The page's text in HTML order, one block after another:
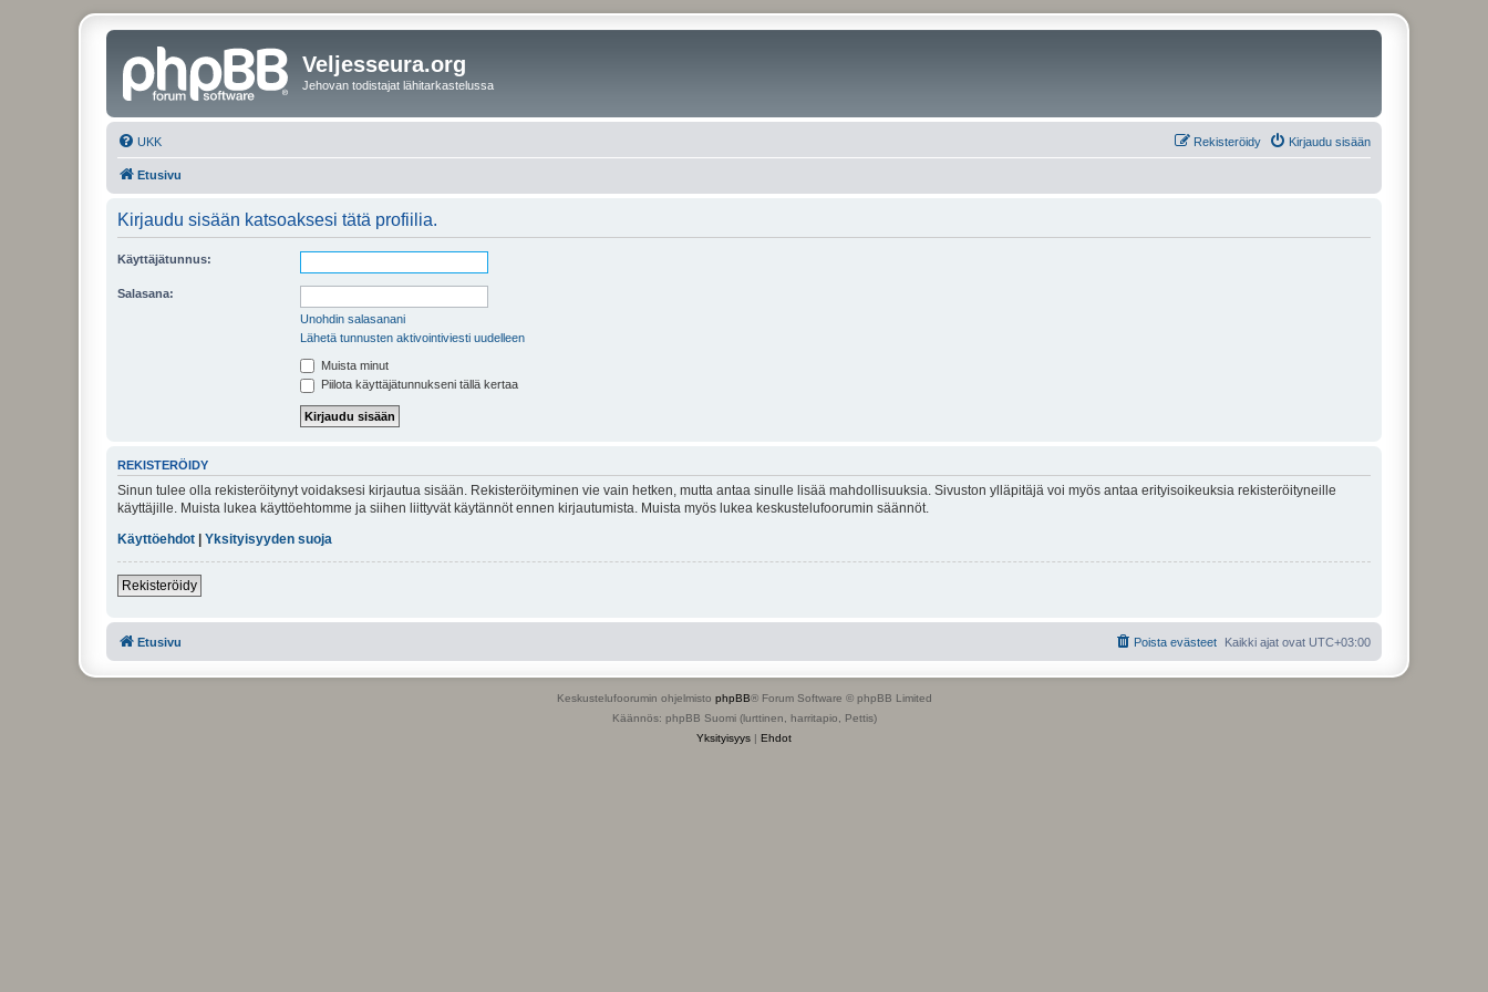
Veljesseura.org
Jehovan todistajat lähitarkastelussa
UKK Kirjaudu sisään
Rekisteröidy
Etusivu
Kirjaudu sisään katsoaksesi tätä profiilia.
Käyttäjätunnus:
Salasana:
Unohdin salasanani
Lähetä tunnusten aktivointiviesti uudelleen
Muista minut
Piilota käyttäjätunnukseni tällä kertaa
REKISTERÖIDY
Sinun tulee olla rekisteröitynyt voidaksesi kirjautua sisään. Rekisteröityminen vie vain hetken, mutta antaa sinulle lisää mahdollisuuksia. Sivuston ylläpitäjä voi myös antaa erityisoikeuksia rekisteröityneille
käyttäjille. Muista lukea käyttöehtomme ja siihen liittyvät käytännöt ennen kirjautumista. Muista myös lukea keskustelufoorumin säännöt.
Käyttöehdot
Yksityisyyden suoja
Rekisteröidy
Etusivu Kaikki ajat ovat UTC+03:00
Poista evästeet
Keskustelufoorumin ohjelmisto phpBB® Forum Software © phpBB Limited
Käännös: phpBB Suomi (lurttinen, harritapio, Pettis)
Yksityisyys | Ehdot